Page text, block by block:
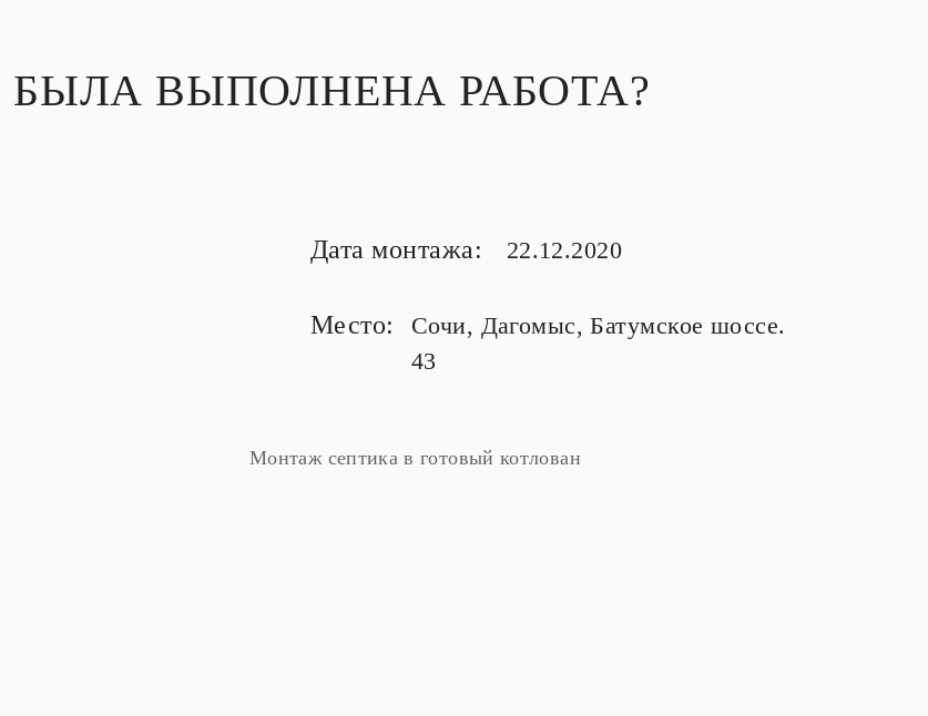
БЫЛА ВЫПОЛНЕНА РАБОТА?
Дата монтажа: 22.12.2020
Место:
Сочи, Дагомыс, Батумское шоссе.
43
Монтаж септика в готовый котлован